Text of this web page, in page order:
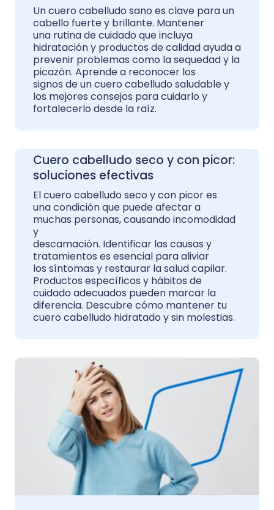
Un cuero cabelludo sano es clave para un
cabello fuerte y brillante. Mantener
una rutina de cuidado que incluya
hidratación y productos de calidad ayuda a
prevenir problemas como la sequedad y la
picazón. Aprende a reconocer los
signos de un cuero cabelludo saludable y
los mejores consejos para cuidarlo y
fortalecerlo desde la raíz.
Cuero cabelludo seco y con picor:
soluciones efectivas
El cuero cabelludo seco y con picor es
una condición que puede afectar a
muchas personas, causando incomodidad
y
descamación. Identificar las causas y
tratamientos es esencial para aliviar
los síntomas y restaurar la salud capilar.
Productos específicos y hábitos de
cuidado adecuados pueden marcar la
diferencia. Descubre cómo mantener tu
cuero cabelludo hidratado y sin molestias.